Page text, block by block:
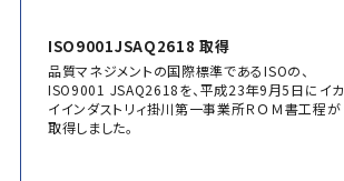
ISO9001JSAQ2618 取得
品質マネジメントの国際標準であるISOの、
ISO9001 JSAQ2618を、平成23年9月5日にイカ
イインダストリィ掛川第一事業所ＲＯＭ書工程が
取得しました。